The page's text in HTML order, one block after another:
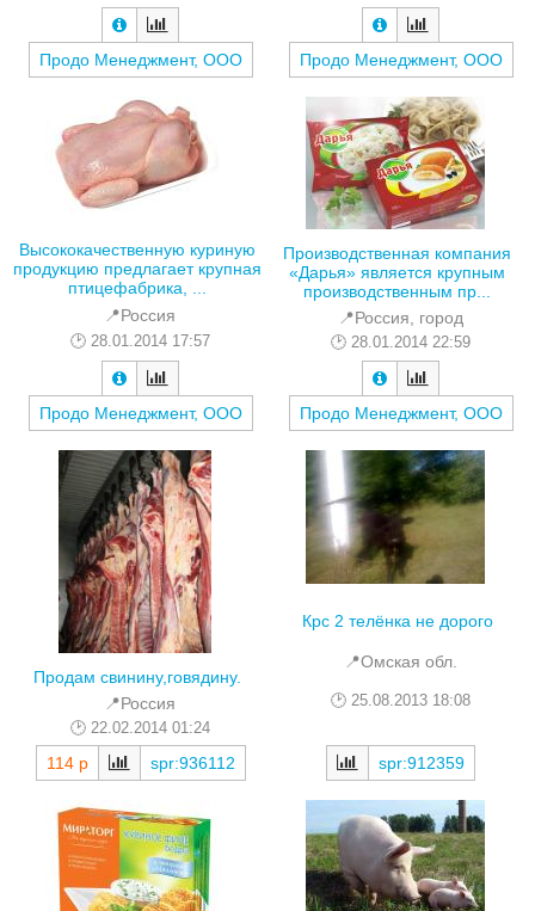
Продо Менеджмент, ООО Продо Менеджмент, ООО
Высококачественную куриную
продукцию предлагает крупная
птицефабрика, ...
📍Россия
28.01.2014 17:57
Продо Менеджмент, ООО
Производственная компания
«Дарья» является крупным
производственным пр...
📍Россия, город
28.01.2014 22:59
Продо Менеджмент, ООО
Продам свинину,говядину.
📍Россия
22.02.2014 01:24
114 р spr:936112
Крс 2 телёнка не дорого
📍Омская обл.
25.08.2013 18:08
spr:912359